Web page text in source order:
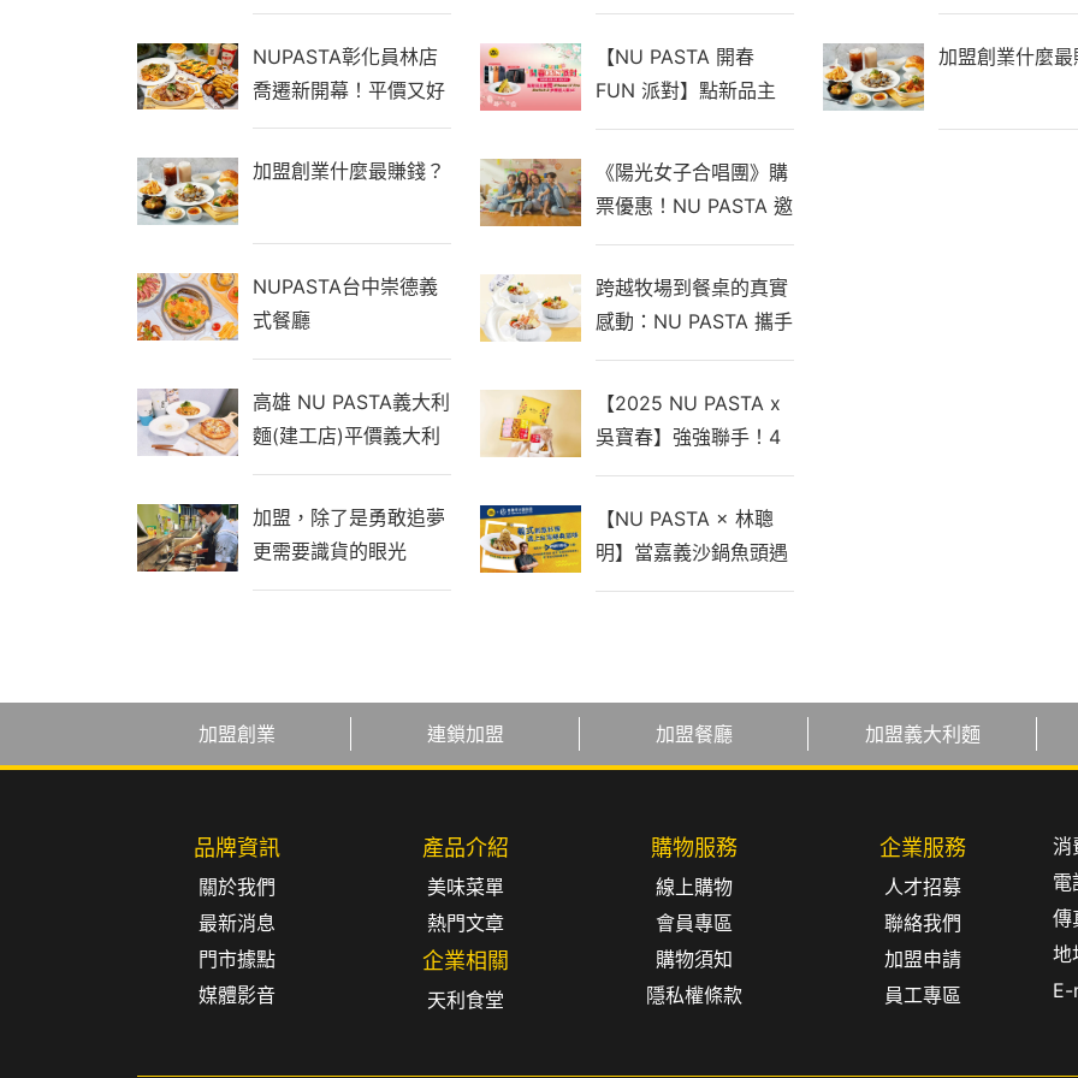
NUPASTA彰化員林店
喬遷新開幕！平價又好
吃還有機器人送餐，免
收服務費
加盟創業什麼最賺錢？
NUPASTA台中崇德義
式餐廳
高雄 NU PASTA義大利
麵(建工店)平價義大利
麵、義式焗飯、專業手
工茶飲
加盟，除了是勇敢追夢
更需要識貨的眼光
遊Yo童樂繪，親子同行
【NU PASTA 開春
FUN 派對】點新品主
餐抽 iPhone 17 Pro、
Switch 2多種超人氣
3C！
《陽光女子合唱團》購
票優惠！NU PASTA 邀
您一同觀看年度催淚鉅
獻
跨越牧場到餐桌的真實
感動：NU PASTA 攜手
鮮乳坊「莊園級鮮乳義
【2025 NU PASTA x
吳寶春】強強聯手！4
年淬鍊，打造最有溫度
【NU PASTA × 林聰
明】當嘉義沙鍋魚頭遇
上義大利麵！全台最強
加盟創業什麼
加盟創業 連鎖加盟 加盟餐廳 加盟義大利麵
品牌資訊
關於我們
最新消息
門市據點
媒體影音
產品介紹
美味菜單
熱門文章
企業相關
天利食堂
購物服務
線上購物
會員專區
購物須知
隱私權條款
企業服務
人才招募
聯絡我們
加盟申請
員工專區
消
電
傳
地
E-